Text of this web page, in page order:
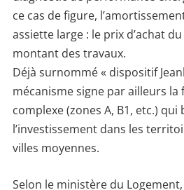
ce cas de figure,
assiette large : le prix d’achat
montant des travaux.
Déjà surnommé « dispositif
mécanisme signe par ailleurs la
complexe (zones A, B1, etc.) qui
l’investissement dans les
villes moyennes.
Selon le ministère du